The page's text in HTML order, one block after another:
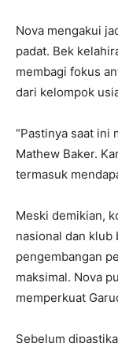
Nova mengakui
padat. Bek
membagi fokus
dari kelompok
“Pastinya saat ini
Mathew Baker.
termasuk
Meski demikian,
nasional dan klub
pengembangan
maksimal. Nova
memperkuat
Sebelum